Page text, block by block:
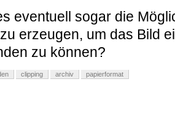
eventuell sogar die
erzeugen, um das Bild
zu können?
clipping archiv papierformat